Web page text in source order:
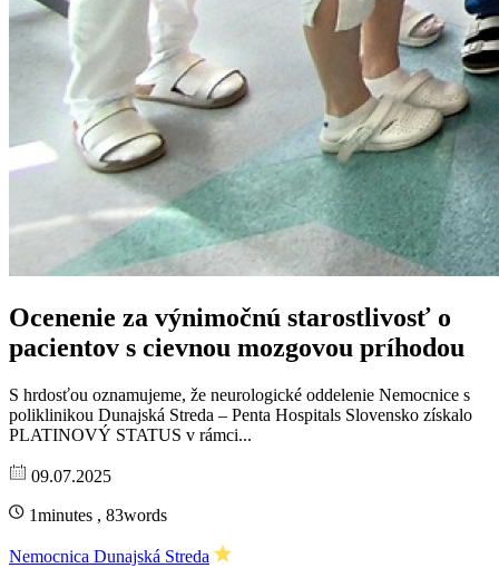
Ocenenie za výnimočnú starostlivosť o
pacientov s cievnou mozgovou príhodou
S hrdosťou oznamujeme, že neurologické oddelenie Nemocnice s
poliklinikou Dunajská Streda – Penta Hospitals Slovensko získalo
PLATINOVÝ STATUS v rámci...
09.07.2025
1minutes , 83words
Nemocnica Dunajská Streda